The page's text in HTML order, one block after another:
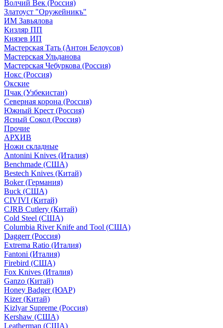
Волчий Век (Россия)
Златоуст "Оружейникъ"
ИМ Завьялова
Кизляр ПП
Князев ИП
Мастерская Тать (Антон Белоусов)
Мастерская Ульданова
Мастерская Чебуркова (Россия)
Нокс (Россия)
Окские
Пчак (Узбекистан)
Северная корона (Россия)
Южный Крест (Россия)
Ясный Сокол (Россия)
Прочие
АРХИВ
Ножи складные
Antonini Knives (Италия)
Benchmade (США)
Bestech Knives (Китай)
Boker (Германия)
Buck (США)
CIVIVI (Китай)
CJRB Cutlery (Китай)
Cold Steel (США)
Columbia River Knife and Tool (США)
Daggerr (Россия)
Extrema Ratio (Италия)
Fantoni (Италия)
Firebird (США)
Fox Knives (Италия)
Ganzo (Китай)
Honey Badger (ЮАР)
Kizer (Китай)
Kizlyar Supreme (Россия)
Kershaw (США)
Leatherman (США)